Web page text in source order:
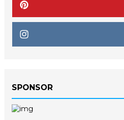
SPONSOR